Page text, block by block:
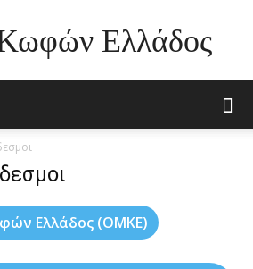
Ελλάδος
Ελλάδος (ΟΜΚΕ)